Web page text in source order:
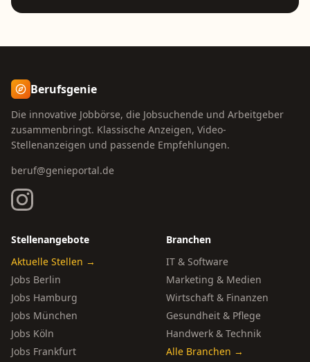
Berufsgenie
Die innovative Jobbörse, die Jobsuchende und Arbeitgeber
zusammenbringt. Klassische Anzeigen, Video-
Stellenanzeigen und passende Empfehlungen.
beruf@genieportal.de
Stellenangebote
Aktuelle Stellen →
Jobs Berlin
Jobs Hamburg
Jobs München
Jobs Köln
Jobs Frankfurt
Branchen
IT & Software
Marketing & Medien
Wirtschaft & Finanzen
Gesundheit & Pflege
Handwerk & Technik
Alle Branchen →